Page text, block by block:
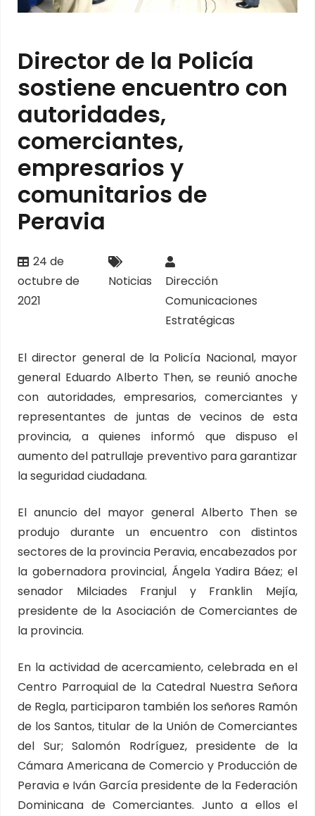
Director de la Policía
sostiene encuentro con
autoridades,
comerciantes,
empresarios y
comunitarios de
Peravia
24 de
octubre de
2021
Noticias
Dirección
Comunicaciones
Estratégicas
El director general de la Policía Nacional, mayor
general Eduardo Alberto Then, se reunió anoche
con autoridades, empresarios, comerciantes y
representantes de juntas de vecinos de esta
provincia, a quienes informó que dispuso el
aumento del patrullaje preventivo para garantizar
la seguridad ciudadana.
El anuncio del mayor general Alberto Then se
produjo durante un encuentro con distintos
sectores de la provincia Peravia, encabezados por
la gobernadora provincial, Ángela Yadira Báez; el
senador Milciades Franjul y Franklin Mejía,
presidente de la Asociación de Comerciantes de
la provincia.
En la actividad de acercamiento, celebrada en el
Centro Parroquial de la Catedral Nuestra Señora
de Regla, participaron también los señores Ramón
de los Santos, titular de la Unión de Comerciantes
del Sur; Salomón Rodríguez, presidente de la
Cámara Americana de Comercio y Producción de
Peravia e Iván García presidente de la Federación
Dominicana de Comerciantes. Junto a ellos el